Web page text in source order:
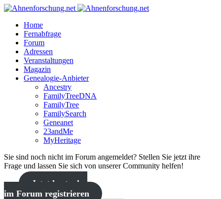
Home
Fernabfrage
Forum
Adressen
Veranstaltungen
Magazin
Genealogie-Anbieter
Ancestry
FamilyTreeDNA
FamilyTree
FamilySearch
Geneanet
23andMe
MyHeritage
Sie sind noch nicht im Forum angemeldet? Stellen Sie jetzt ihre
Frage und lassen Sie sich von unserer Community helfen!
Jetzt kostenlos
im Forum registrieren